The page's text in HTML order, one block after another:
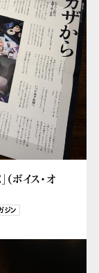
ボイス・オ
ジン